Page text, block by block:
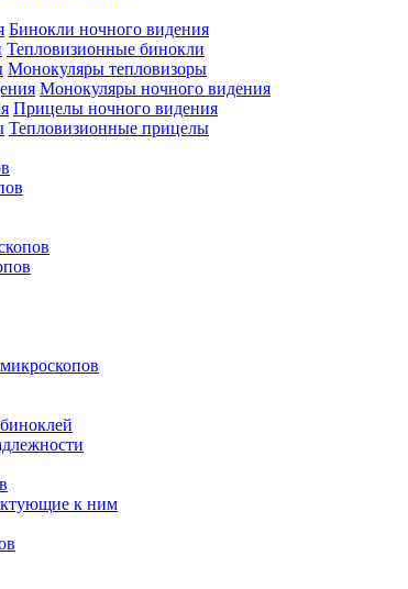
Бинокли ночного видения
Тепловизионные бинокли
Монокуляры тепловизоры
Монокуляры ночного видения
Прицелы ночного видения
Тепловизионные прицелы
к ним